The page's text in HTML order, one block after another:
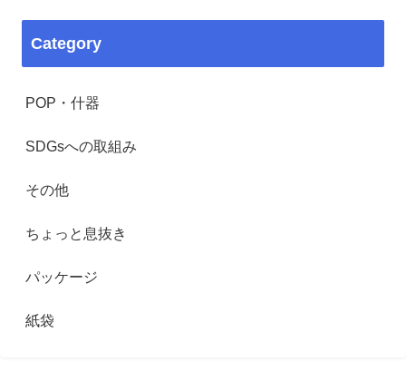
Category
POP・什器
SDGsへの取組み
その他
ちょっと息抜き
パッケージ
紙袋